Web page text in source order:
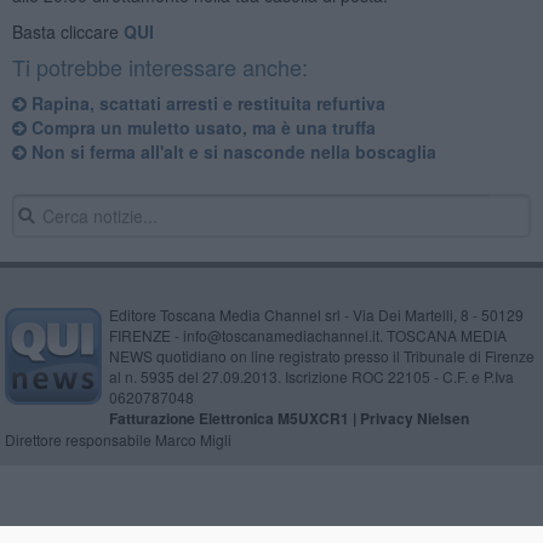
Basta cliccare QUI
Ti potrebbe interessare anche:
Rapina, scattati arresti e restituita refurtiva
Compra un muletto usato, ma è una truffa
Non si ferma all'alt e si nasconde nella boscaglia
Editore Toscana Media Channel srl - Via Dei Martelli, 8 - 50129
FIRENZE - info@toscanamediachannel.it. TOSCANA MEDIA
NEWS quotidiano on line registrato presso il Tribunale di Firenze
al n. 5935 del 27.09.2013. Iscrizione ROC 22105 - C.F. e P.Iva
0620787048
Fatturazione Elettronica M5UXCR1 | Privacy Nielsen
Direttore responsabile Marco Migli